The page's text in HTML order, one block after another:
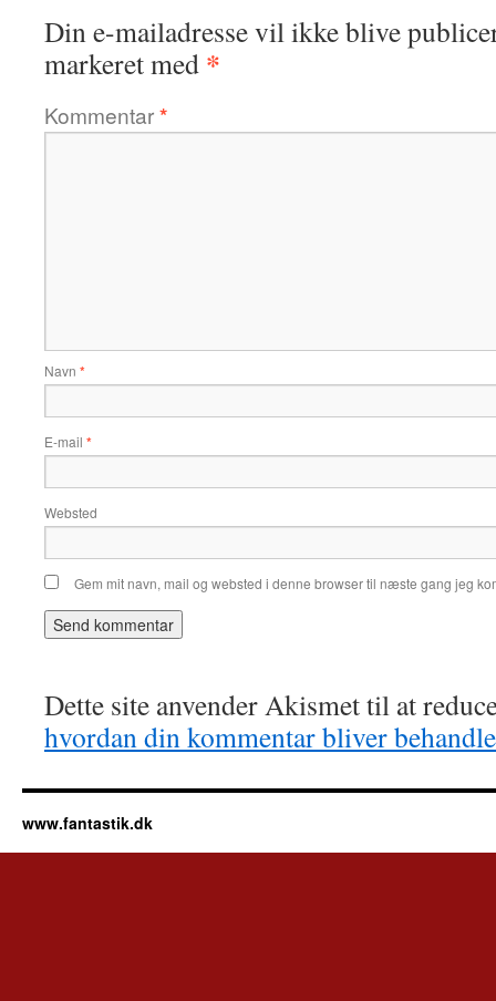
Din e-mailadresse vil ikke blive
markeret med *
Kommentar*
Navn *
E-mail *
Websted
Gem mit navn, mail og websted i denne browser til næste gang jeg
Dette site anvender Akismet til at
hvordan din kommentar bliver
www.fantastik.dk